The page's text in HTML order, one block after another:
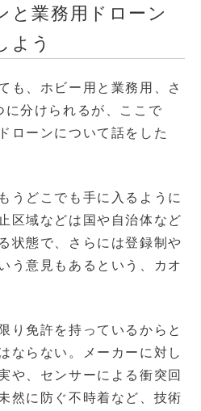
と業務用ドローン
よう
も、ホビー用と業務用、さ
に分けられるが、ここで
ローンについて話をした
うどこでも手に入るように
区域などは国や自治体など
状態で、さらには登録制や
う意見もあるという、カオ
り免許を持っているからと
ならない。メーカーに対し
や、センサーによる衝突回
然に防ぐ不時着など、技術